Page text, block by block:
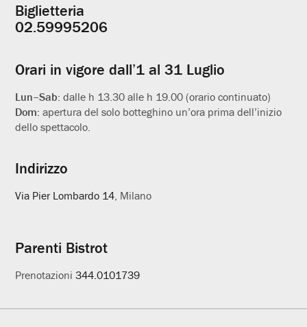
Informazioni
utili
Biglietteria
02.59995206
Orari in vigore dall’1 al 31 Luglio
Lun–Sab:dalle h 13.30 alle h 19.00 (orario continuato)
Dom:apertura del solo botteghino un’ora prima dell’inizio
dello spettacolo.
Indirizzo
Via Pier Lombardo 14, Milano
Parenti Bistrot
Prenotazioni344.0101739